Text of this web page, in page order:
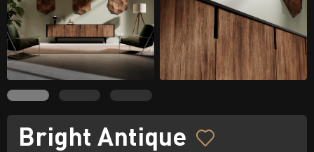
Bright Antique